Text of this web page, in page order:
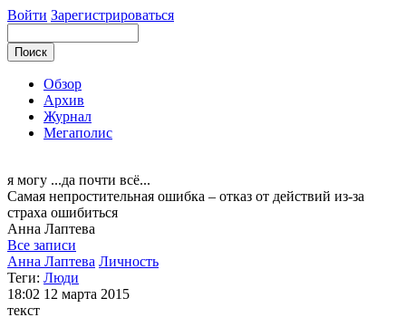
Войти Зарегистрироваться
Обзор
Архив
Журнал
Мегаполис
я могу ...да почти всё...
Самая непростительная ошибка – отказ от действий из-за
страха ошибиться
Анна Лаптева
Все записи
Анна Лаптева Личность
Теги: Люди
18:02 12 марта 2015
текст